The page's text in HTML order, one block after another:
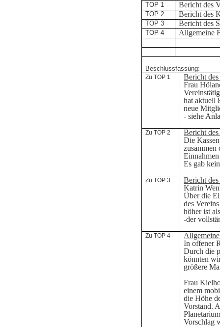
TOP 1
Bericht des
TOP 2 Bericht des
TOP 3 Bericht des
TOP 4 Allgemeine
Beschlussfassung:
Zu TOP 1
Bericht
Frau
hat aktuell
neue
- siehe
Zu TOP 2
Bericht
Die
zusammen
Es gab
Zu TOP 3
Bericht des
Katrin
Über die
des
höher ist
-der
Zu TOP 4
In offener
Durch die
könnten
größere
Frau
einem
die Höhe
Vorstand.
Vorschlag